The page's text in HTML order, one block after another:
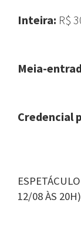
Inteira: R$
Meia-
Credencial
12/08 ÀS 20H)